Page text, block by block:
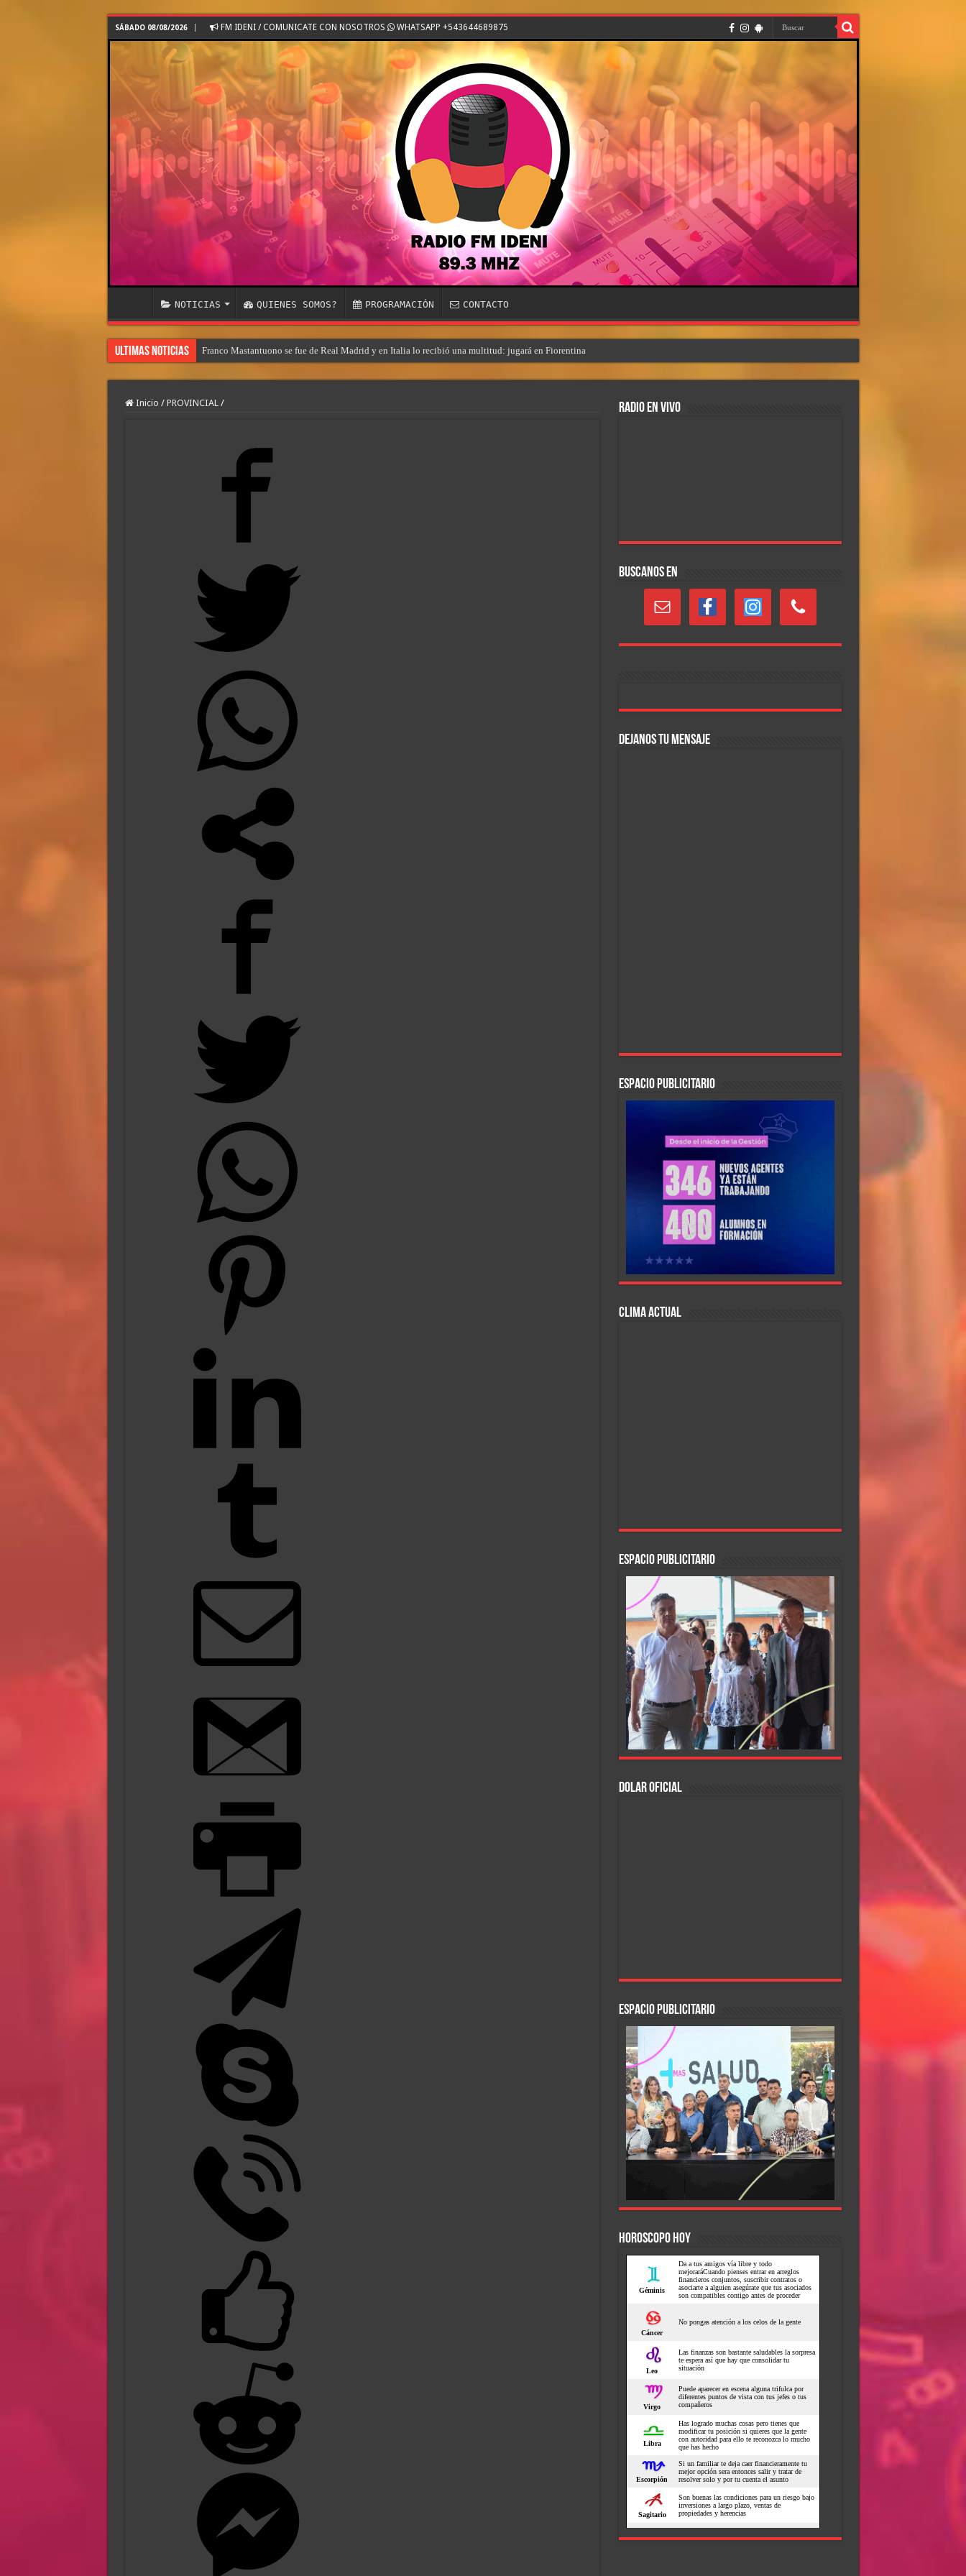
SÁBADO 08/08/2026 FM IDENI / COMUNICATE CON NOSOTROS WHATSAPP +543644689875
NOTICIAS QUIENES SOMOS? PROGRAMACIÓN CONTACTO
Ultimas Noticias Franco Mastantuono se fue de Real Madrid y en Italia lo recibió una multitud: jugará en Fiorentina
Inicio / PROVINCIAL / RADIO EN VIVO
BUSCANOS EN
DEJANOS TU MENSAJE
ESPACIO PUBLICITARIO
CLIMA ACTUAL
ESPACIO PUBLICITARIO
DOLAR OFICIAL
ESPACIO PUBLICITARIO
HOROSCOPO HOY